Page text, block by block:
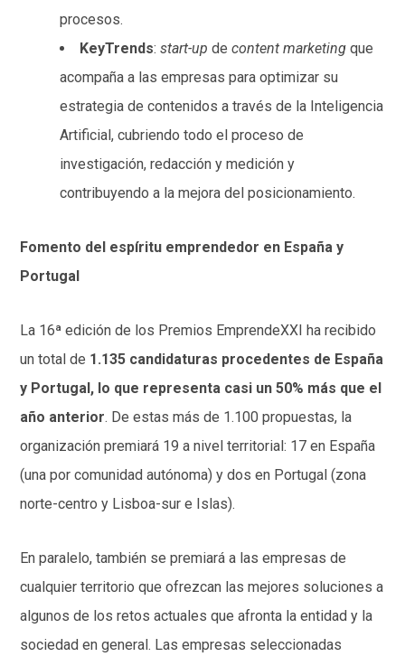
procesos.
KeyTrends:start-updecontent marketingque
acompaña a las empresas para optimizar su
estrategia de contenidos a través de la Inteligencia
Artificial, cubriendo todo el proceso de
investigación, redacción y medición y
contribuyendo a la mejora del posicionamiento.
Fomento del espíritu emprendedor en España y
Portugal
La 16ª edición de los Premios EmprendeXXI ha recibido
un total de 1.135 candidaturas procedentes de España
y Portugal, lo que representa casi un 50% más que el
año anterior. De estas más de 1.100 propuestas, la
organización premiará 19 a nivel territorial: 17 en España
(una por comunidad autónoma) y dos en Portugal (zona
norte-centro y Lisboa-sur e Islas).
En paralelo, también se premiará a las empresas de
cualquier territorio que ofrezcan las mejores soluciones a
algunos de los retos actuales que afronta la entidad y la
sociedad en general. Las empresas seleccionadas